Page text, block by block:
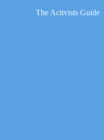
The Activists Guide